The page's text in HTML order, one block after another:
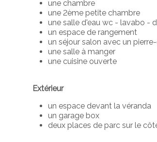
une chambre
une 2ème petite chambre
une salle d'eau wc - lavabo -
un espace de rangement
un séjour salon avec un
une salle à manger
une cuisine ouverte
Extérieur
un espace devant la véranda
un garage box
deux places de parc sur le